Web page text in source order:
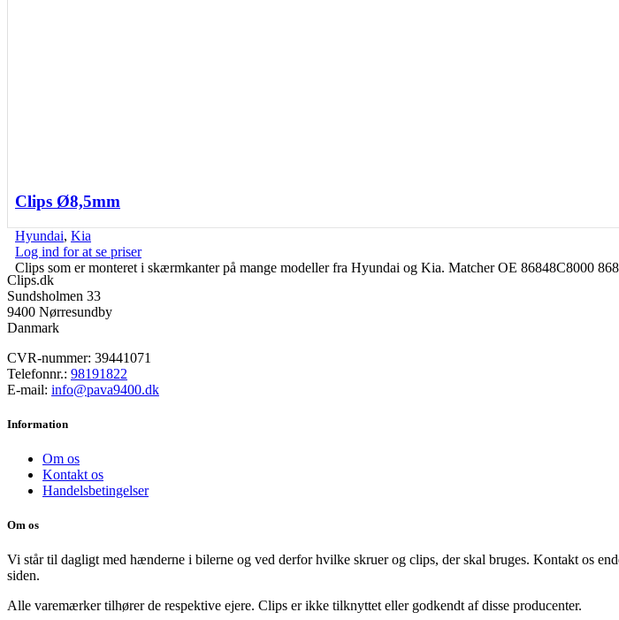
Clips Ø8,5mm
Hyundai, Kia
Log ind for at se priser
Clips som er monteret i skærmkanter på mange modeller fra Hyundai og Kia. Matcher OE 86848C8000
Clips.dk
Sundsholmen 33
9400 Nørresundby
Danmark
CVR-nummer: 39441071
Telefonnr.: 98191822
E-mail: info@pava9400.dk
Information
Om os
Kontakt os
Handelsbetingelser
Om os
Vi står til dagligt med hænderne i bilerne og ved derfor hvilke skruer og clips, der skal bruges. Kontakt os
siden.
Alle varemærker tilhører de respektive ejere. Clips er ikke tilknyttet eller godkendt af disse producenter.